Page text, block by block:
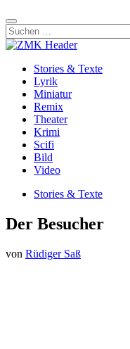
Suchen
nach:
Stories & Texte
Lyrik
Miniatur
Remix
Theater
Krimi
Scifi
Bild
Video
Stories & Texte
Der Besucher
von Rüdiger Saß